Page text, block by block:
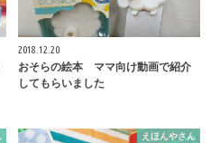
2018.12.20
おそらの絵本 ママ向け動画で紹介
してもらいました
えほんやさん